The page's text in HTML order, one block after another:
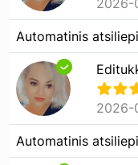
2026-
Automatinis
2026-
Automatinis